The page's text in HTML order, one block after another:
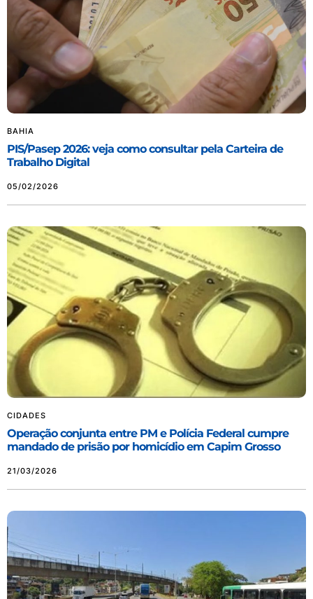
BAHIA
PIS/Pasep 2026: veja como consultar pela Carteira de
Trabalho Digital
05/02/2026
CIDADES
Operação conjunta entre PM e Polícia Federal cumpre
mandado de prisão por homicídio em Capim Grosso
21/03/2026